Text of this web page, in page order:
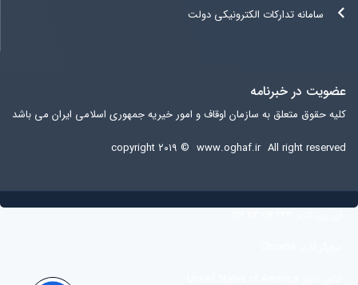
سامانه تدارکات الکترونیکی دولت
عضویت در خبرنامه
کلیه حقوق متعلق به سازمان اوقاف و امور خیریه جمهوری اسلامی ایران می باشد
copyright ۲۰۱۹ © www.oghaf.ir All right reserved